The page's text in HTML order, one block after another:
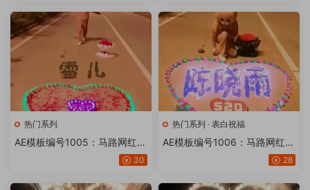
热门系列
AE模板编号1005：马路网红熊
30
热门系列 · 表白祝福
AE模板编号1006：马路网红熊
28